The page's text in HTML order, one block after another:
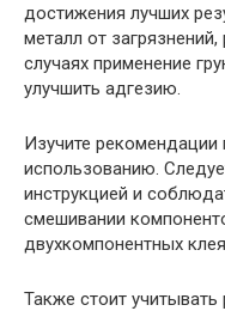
достижения лучших
металл от
случаях применение
улучшить адгезию.
Изучите рекомендации
использованию.
инструкцией и
смешивании
двухкомпонентных
Также стоит